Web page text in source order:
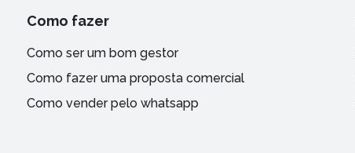
Como fazer
Como ser um bom gestor
Como fazer uma proposta comercial
Como vender pelo whatsapp